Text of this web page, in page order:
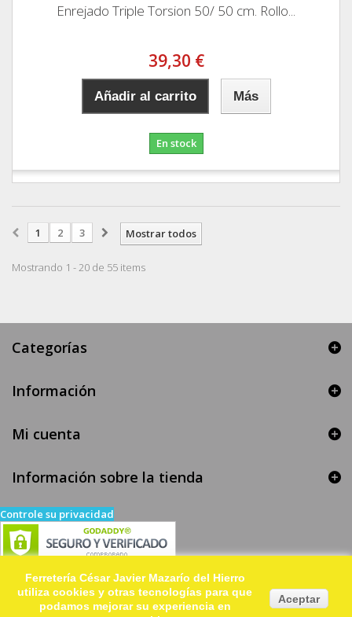
Enrejado Triple Torsion 50/ 50 cm. Rollo...
39,30 €
Añadir al carrito Más
En stock
Mostrar todos
1 2 3
Mostrando 1 - 20 de 55 items
Categorías
Información
Mi cuenta
Información sobre la tienda
Ferretería César Javier Mazarío del Hierro
utiliza cookies y otras tecnologías para que
podamos mejorar su experiencia en
Aceptar
Controle su privacidad